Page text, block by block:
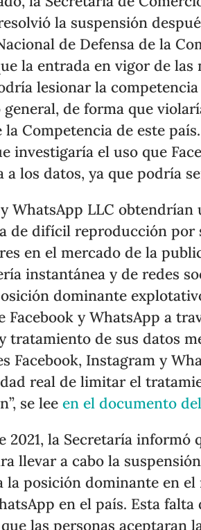
la suspensión
de Defensa de la
la entrada en vigor de las
lesionar la
de forma que
la Competencia de este
investigaría el uso que
a los datos, ya que podría
y WhatsApp LLC obtendrían
de difícil reproducción por
en el mercado de la
instantánea y de redes
dominante
Facebook y WhatsApp a
tratamiento de sus datos
Facebook, Instagram y
real de limitar el
se leeen el documento
2021, la Secretaría informó
llevar a cabo la
la posición dominante en el
en el país. Esta falta
las personas aceptaran